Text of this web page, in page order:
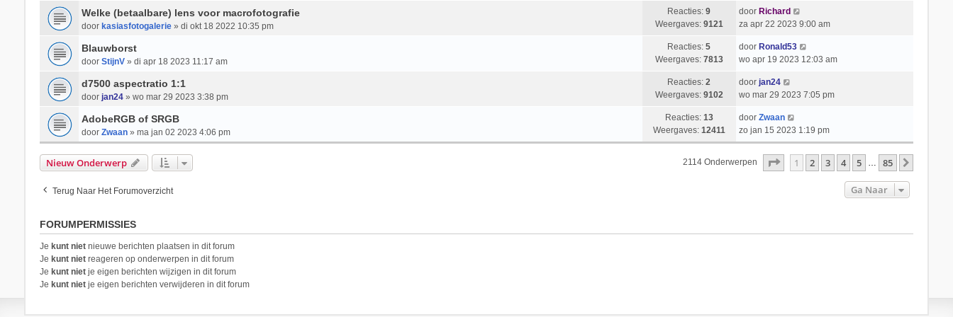
Welke (betaalbare) lens voor macrofotografie
door kasiasfotogalerie» di okt 18 2022 10:35 pm
Reacties:9
Weergaves: 9121
door Richard
za apr 22 2023 9:00 am
Blauwborst
door StijnV» di apr 18 2023 11:17 am
Reacties:5
Weergaves: 7813
door Ronald53
wo apr 19 2023 12:03 am
d7500 aspectratio 1:1
door jan24» wo mar 29 2023 3:38 pm
Reacties:2
Weergaves: 9102
door jan24
wo mar 29 2023 7:05 pm
AdobeRGB of SRGB
door Zwaan» ma jan 02 2023 4:06 pm
Reacties: 13
Weergaves: 12411
door Zwaan
zo jan 15 2023 1:19 pm
Nieuw Onderwerp 2114 Onderwerpen Pagina1 Van 85
1 2 3 4 5 … 85
Terug Naar Het Forumoverzicht Ga Naar
FORUMPERMISSIES
Je kunt nietnieuwe berichten plaatsen in dit forum
Je kunt nietreageren op onderwerpen in dit forum
Je kunt nietje eigen berichten wijzigen in dit forum
Je kunt nietje eigen berichten verwijderen in dit forum